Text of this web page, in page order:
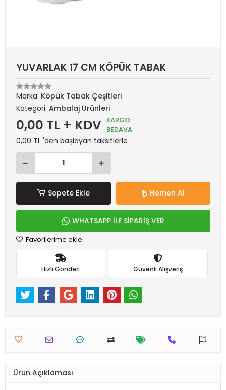
YUVARLAK 17 CM KÖPÜK TABAK
Marka: Köpük Tabak Çeşitleri
Kategori: Ambalaj Ürünleri
0,00 TL + KDV KARGO
BEDAVA
0,00 TL 'den başlayan taksitlerle
Sepete Ekle Hemen Al
WHATSAPP İLE SİPARİŞ VER
Favorilerime ekle
Hızlı Gönderi Güvenli Alışveriş
Ürün Açıklaması